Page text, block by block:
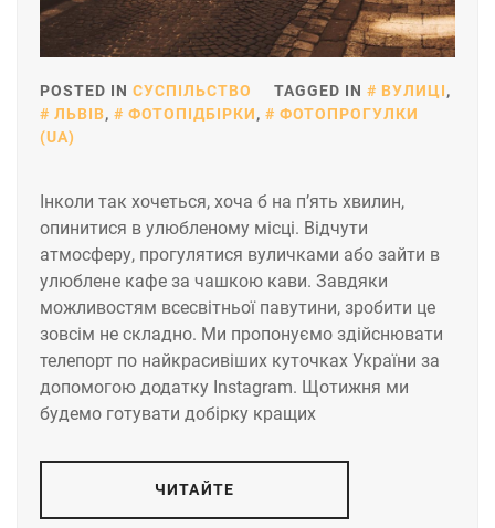
POSTED IN СУСПІЛЬСТВО TAGGED IN ВУЛИЦІ,
ЛЬВІВ, ФОТОПІДБІРКИ,
ФОТОПРОГУЛКИ
(UA)
Інколи так хочеться, хоча б на п’ять хвилин,
опинитися в улюбленому місці. Відчути
атмосферу, прогулятися вуличками або зайти в
улюблене кафе за чашкою кави. Завдяки
можливостям всесвітньої павутини, зробити це
зовсім не складно. Ми пропонуємо здійснювати
телепорт по найкрасивіших куточках України за
допомогою додатку Instagram. Щотижня ми
будемо готувати добірку кращих
ЧИТАЙТЕ